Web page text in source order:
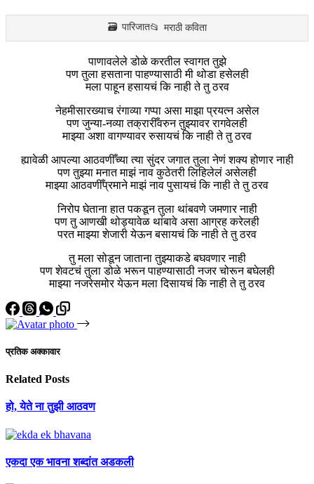
पारिजात मराठी कविता
पाणावलेले डोळे करतील स्वागत तुझे
पण तुला हसताना पाहण्यासाठी मी थोडा हसेलही
मला पाहून हसायचं कि नाही ते तु ठरव
नेहमीसारख्याच रंगाव्या गप्पा असा माझा प्रयत्न असेल
पण जुन्या-नव्या तक्रारीँवरुन तुझ्यावर रागवेलही
माझ्या अशा वागण्यावर रुसायचं कि नाही ते तु ठरव
ह्यावेळी आपल्या आठवणीँच्या त्या सुंदर जगात तुला नेणं शक्य होणार नाही
पण तुझ्या मनात माझं नाव कुठेतरी लिहिलेलं असेलही
माझ्या आठवणीँप्रमाने माझं नाव पुसायचं कि नाही ते तु ठरव
निरोप घेताना हात पकडून तुला थांबवणे जमणार नाही
पण तु आणखी थोड्यावेळ थांबावे असा आग्रह करेलही
परत माझ्या शेजारी येऊन बसायचं कि नाही ते तु ठरव
तु मला सोडून जाताना तुझ्याकडे बघवणार नाही
पण शेवटचं तुला डोळे भरून पाहण्यासाठी नजर चोरून बघेलही
माझ्या नजरेसमोर येऊन मला दिसायचं कि नाही ते तु ठरव
प्रतिक अक्कावार
Related Posts
हो, येते ना तुझी आठवण
एकदा एक भावना शब्दांत अडकली